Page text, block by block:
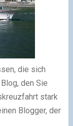
die sich
den Sie
stark
Blogger, der